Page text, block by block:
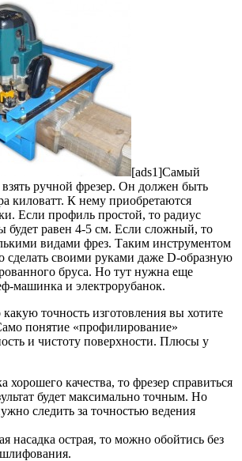
[ads1]Самый
взять ручной фрезер. Он должен быть
киловатт. К нему приобретаются
Если профиль простой, то радиус
будет равен 4-5 см. Если сложный, то
видами фрез. Таким инструментом
своими руками даже D-образную
бруса. Но тут нужна еще
машинка и электрорубанок.
какую точность изготовления вы хотите
понятие «профилирование»
и чистоту поверхности. Плюсы у
хорошего качества, то фрезер справиться
будет максимально точным. Но
следить за точностью ведения
насадка острая, то можно обойтись без